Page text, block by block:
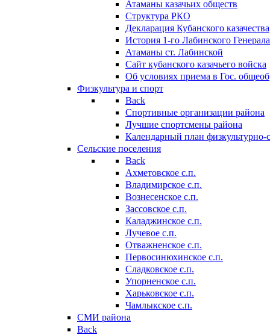
Атаманы казачьих обществ
Структура РКО
Декларация Кубанского казачества
История 1-го Лабинского
Атаманы ст. Лабинской
Cайт кубанского казачьего войска
Об условиях приема в Гос.
Физкультура и спорт
Back
Спортивные организации района
Лучшие спортсмены района
Календарный план
Сельские поселения
Back
Ахметовское с.п.
Владимирское с.п.
Вознесенское с.п.
Зассовское с.п.
Каладжинское с.п.
Лучевое с.п.
Отважненское с.п.
Первосинюхинское с.п.
Сладковское с.п.
Упорненское с.п.
Харьковское с.п.
Чамлыкское с.п.
СМИ района
Back